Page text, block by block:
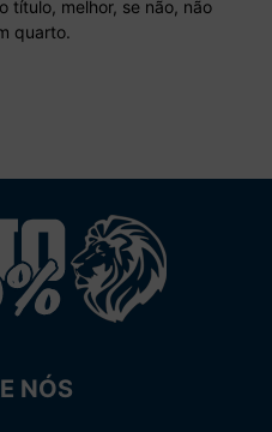
título, melhor, se não, não
quarto.
NÓS